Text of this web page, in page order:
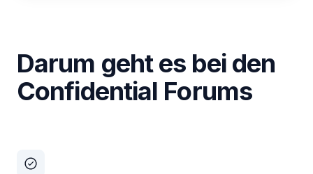
Darum geht es bei den
Confidential Forums